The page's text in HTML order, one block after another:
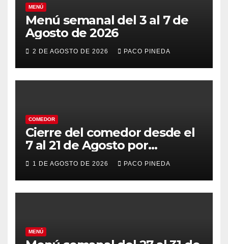
MENÚ
Menú semanal del 3 al 7 de
Agosto de 2026
2 DE AGOSTO DE 2026 PACO PINEDA
COMEDOR
Cierre del comedor desde el
7 al 21 de Agosto por
vacaciones
1 DE AGOSTO DE 2026 PACO PINEDA
MENÚ